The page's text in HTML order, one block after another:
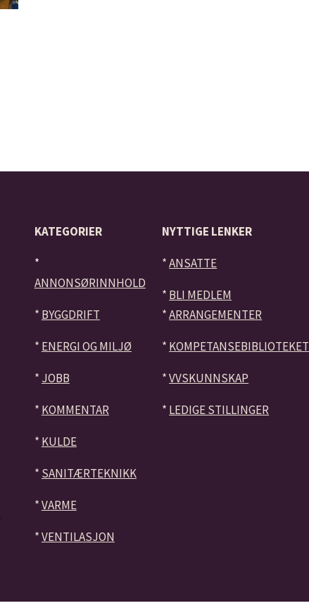
KATEGORIER
*
ANNONSØRINNHOLD
* BYGGDRIFT
* ENERGI OG MILJØ
* JOBB
* KOMMENTAR
* KULDE
* SANITÆRTEKNIKK
*VARME
*VENTILASJON
NYTTIGE LENKER
*ANSATTE
* BLI MEDLEM
*ARRANGEMENTER
* KOMPETANSEBIBLIOTEKET
*VVSKUNNSKAP
* LEDIGE STILLINGER